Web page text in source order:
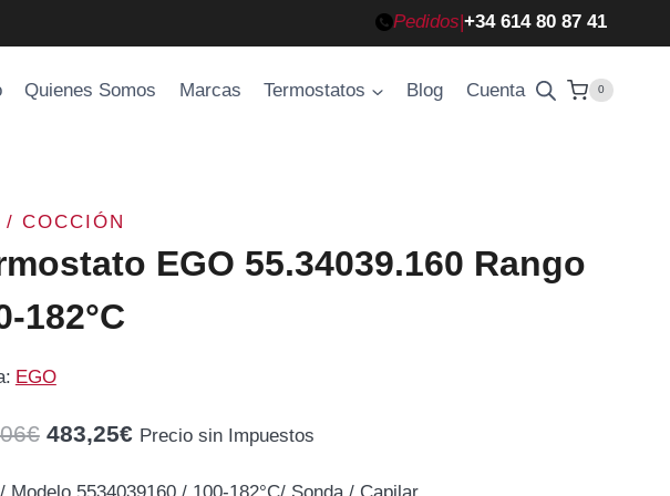
Pedidos|+34 614 80 87 41
Quienes Somos Marcas Termostatos Blog Cuenta 0
/ COCCIÓN
EGO 55.34039.160 Rango
182°C
EGO
€ El
483,25€ElPrecio sin Impuestos
Modelo 5534039160 / 100-182°C/ Sonda / Capilar